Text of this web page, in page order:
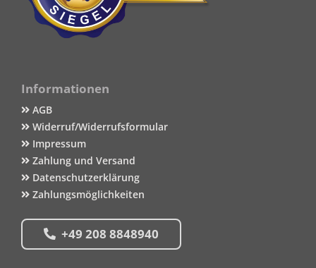
Informationen
AGB
Widerruf/Widerrufsformular
Impressum
Zahlung und Versand
Datenschutzerklärung
Zahlungsmöglichkeiten
+49 208 8848940